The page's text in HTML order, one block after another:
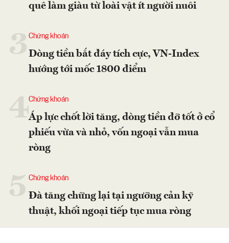
quê làm giàu từ loài vật ít người nuôi
Chứng khoán
Dòng tiền bắt đáy tích cực, VN-Index
hướng tới mốc 1800 điểm
4Chứng khoán
Áp lực chốt lời tăng, dòng tiền đỡ tốt ở cổ
phiếu vừa và nhỏ, vốn ngoại vẫn mua
ròng
Chứng khoán
Đà tăng chững lại tại ngưỡng cản kỹ
thuật, khối ngoại tiếp tục mua ròng